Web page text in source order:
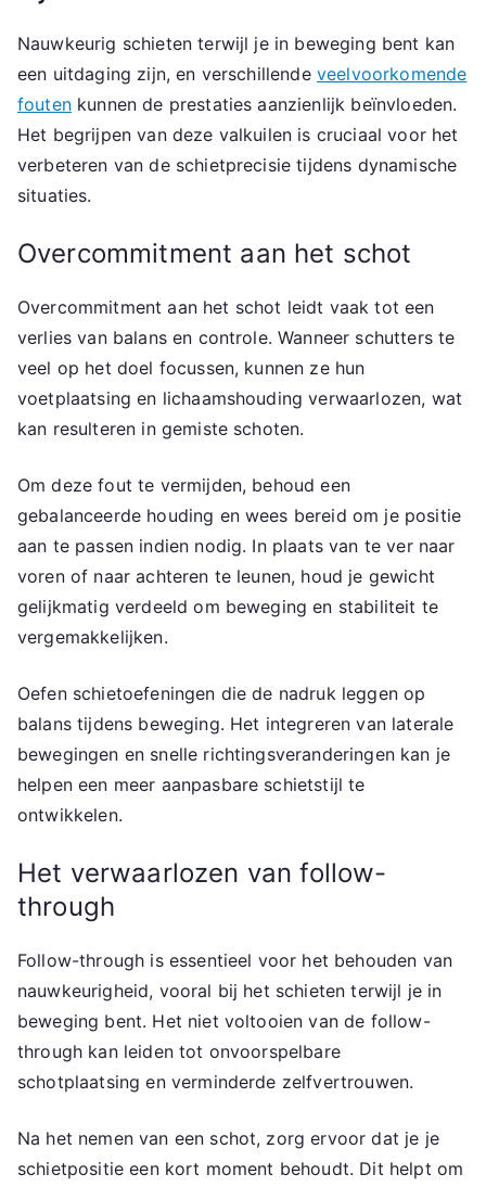
Nauwkeurig schieten terwijl je in beweging bent kan
een uitdaging zijn, en verschillende veelvoorkomende
foutenkunnen de prestaties aanzienlijk beïnvloeden.
Het begrijpen van deze valkuilen is cruciaal voor het
verbeteren van de schietprecisie tijdens dynamische
situaties.
Overcommitment aan het schot
Overcommitment aan het schot leidt vaak tot een
verlies van balans en controle. Wanneer schutters te
veel op het doel focussen, kunnen ze hun
voetplaatsing en lichaamshouding verwaarlozen, wat
kan resulteren in gemiste schoten.
Om deze fout te vermijden, behoud een
gebalanceerde houding en wees bereid om je positie
aan te passen indien nodig. In plaats van te ver naar
voren of naar achteren te leunen, houd je gewicht
gelijkmatig verdeeld om beweging en stabiliteit te
vergemakkelijken.
Oefen schietoefeningen die de nadruk leggen op
balans tijdens beweging. Het integreren van laterale
bewegingen en snelle richtingsveranderingen kan je
helpen een meer aanpasbare schietstijl te
ontwikkelen.
Het verwaarlozen van follow-
through
Follow-through is essentieel voor het behouden van
nauwkeurigheid, vooral bij het schieten terwijl je in
beweging bent. Het niet voltooien van de follow-
through kan leiden tot onvoorspelbare
schotplaatsing en verminderde zelfvertrouwen.
Na het nemen van een schot, zorg ervoor dat je je
schietpositie een kort moment behoudt. Dit helpt om